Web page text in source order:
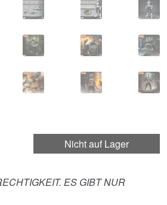
Nicht auf Lager
ES GIBT NUR